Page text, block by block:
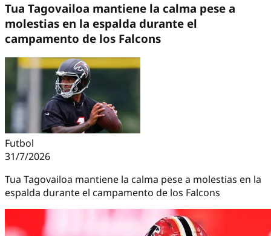
Tua Tagovailoa mantiene la calma pese a
molestias en la espalda durante el
campamento de los Falcons
Futbol
31/7/2026
Tua Tagovailoa mantiene la calma pese a molestias en la
espalda durante el campamento de los Falcons